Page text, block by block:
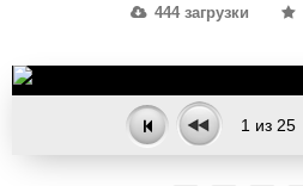
444 загрузки
1 из 25